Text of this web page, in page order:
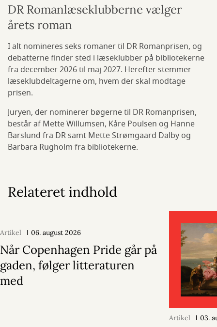
DR Romanlæseklubberne vælger
årets roman
I alt nomineres seks romaner til DR Romanprisen, og
debatterne finder sted i læseklubber på bibliotekerne
fra december 2026 til maj 2027. Herefter stemmer
læseklubdeltagerne om, hvem der skal modtage
prisen.
Juryen, der nominerer bøgerne til DR Romanprisen,
består af Mette Willumsen, Kåre Poulsen og Hanne
Barslund fra DR samt Mette Strømgaard Dalby og
Barbara Rugholm fra bibliotekerne.
Relateret indhold
Artikel 06. august 2026
Når Copenhagen Pride går på
gaden, følger litteraturen
med
Artikel 03.